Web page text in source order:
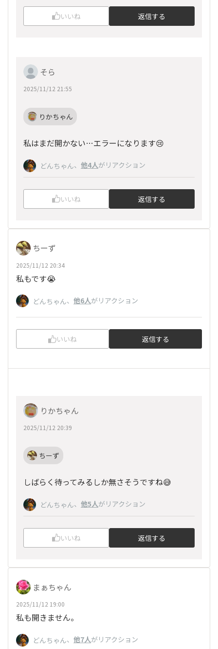
いいね 返信する
そら
2025/11/12 21:55
りかちゃん
私はまだ開かない…エラーになります😢
どんちゃん、 他4人がリアクション
いいね 返信する
ちーず
2025/11/12 20:34
私もです😭
どんちゃん、 他6人がリアクション
いいね 返信する
りかちゃん
2025/11/12 20:39
ちーず
しばらく待ってみるしか無さそうですね😅
どんちゃん、 他5人がリアクション
いいね 返信する
まぁちゃん
2025/11/12 19:00
私も開きません。
どんちゃん、 他7人がリアクション